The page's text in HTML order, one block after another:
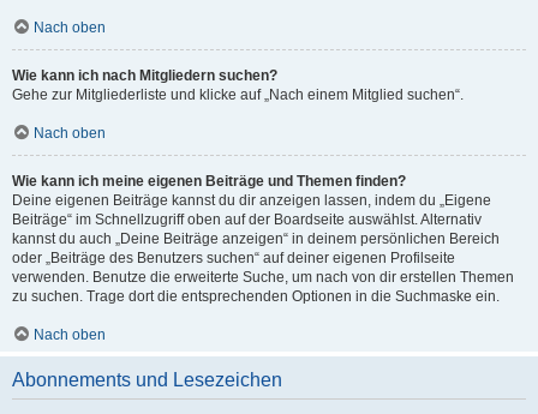
Nach oben
Wie kann ich nach Mitgliedern suchen?
Gehe zur Mitgliederliste und klicke auf „Nach einem Mitglied suchen“.
Nach oben
Wie kann ich meine eigenen Beiträge und Themen finden?
Deine eigenen Beiträge kannst du dir anzeigen lassen, indem du „Eigene
Beiträge“ im Schnellzugriff oben auf der Boardseite auswählst. Alternativ
kannst du auch „Deine Beiträge anzeigen“ in deinem persönlichen Bereich
oder „Beiträge des Benutzers suchen“ auf deiner eigenen Profilseite
verwenden. Benutze die erweiterte Suche, um nach von dir erstellen Themen
zu suchen. Trage dort die entsprechenden Optionen in die Suchmaske ein.
Nach oben
Abonnements und Lesezeichen